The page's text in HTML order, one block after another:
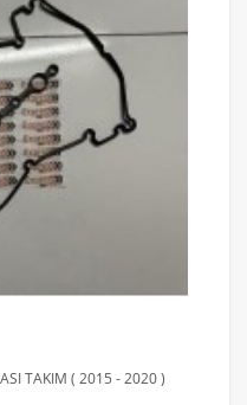
TAKIM ( 2015 - 2020 )